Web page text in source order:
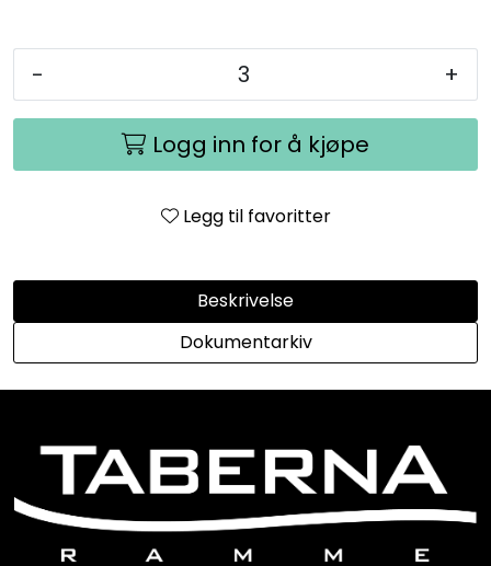
- +
Logg inn for å kjøpe
Legg til favoritter
Beskrivelse
Dokumentarkiv